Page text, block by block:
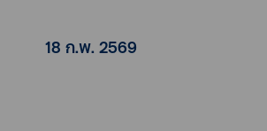
18 ก.พ. 2569